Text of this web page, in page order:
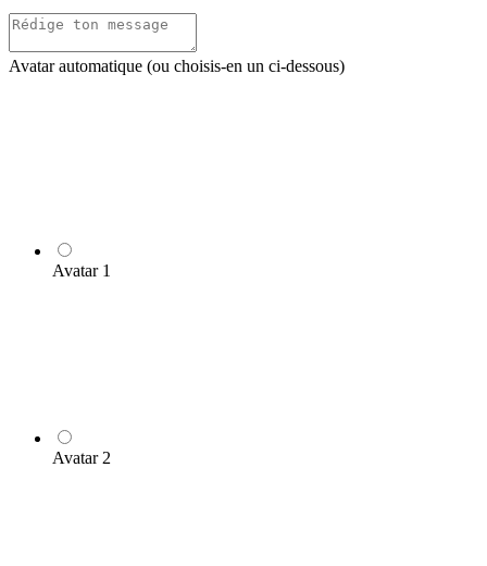
Avatar automatique (ou choisis-en un ci-dessous)
Avatar 1
Avatar 2